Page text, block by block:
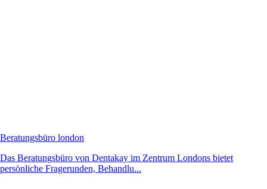
Beratungsbüro london
Das Beratungsbüro von Dentakay im Zentrum Londons bietet
persönliche Fragerunden, Behandlu...